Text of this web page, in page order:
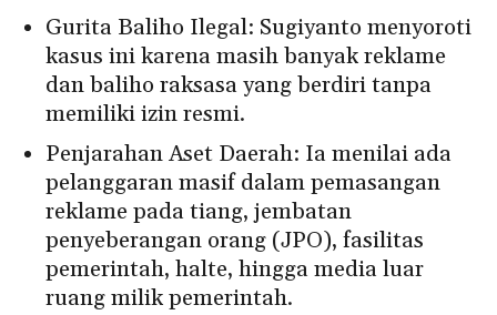
Gurita Baliho Ilegal: Sugiyanto menyoroti
kasus ini karena masih banyak reklame
dan baliho raksasa yang berdiri tanpa
memiliki izin resmi.
Penjarahan Aset Daerah: Ia menilai ada
pelanggaran masif dalam pemasangan
reklame pada tiang, jembatan
penyeberangan orang (JPO), fasilitas
pemerintah, halte, hingga media luar
ruang milik pemerintah.